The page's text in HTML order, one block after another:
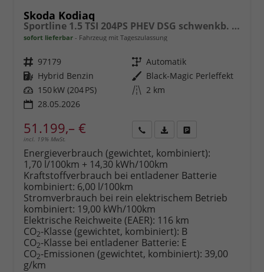
Skoda Kodiaq
Sportline 1.5 TSI 204PS PHEV DSG schwenkb. AHK elektr. PanoDach HUD Alcantara PDC v+h 360°Kamera CANTON Sound Klimaautomatik Sitzheizung Lenkradheizung Navi Apple CarPlay Android Auto 2xKeyless 19"LM vollelektr. Reichweite 116KM
sofort lieferbar Fahrzeug mit Tageszulassung
Fahrzeugnr. 97179 Getriebe Automatik
Kraftstoff Hybrid Benzin Außenfarbe Black-Magic Perleffekt
Leistung 150 kW (204 PS) Kilometerstand 2 km
28.05.2026
51.199,– €
incl. 19% MwSt.
anfordernDatei,
Fahrzeugexposé
drucken
drucken,
parken
oder
vergleichen
Energieverbrauch (gewichtet, kombiniert):
1,70 l/100km + 14,30 kWh/100km
Kraftstoffverbrauch bei entladener Batterie
kombiniert: 6,00 l/100km
Stromverbrauch bei rein elektrischem Betrieb
kombiniert: 19,00 kWh/100km
Elektrische Reichweite (EAER): 116 km
CO2-Klasse (gewichtet, kombiniert): B
CO2-Klasse bei entladener Batterie: E
CO2-Emissionen (gewichtet, kombiniert): 39,00
g/km